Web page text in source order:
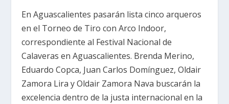
En Aguascalientes pasarán lista cinco arqueros
en el Torneo de Tiro con Arco Indoor,
correspondiente al Festival Nacional de
Calaveras en Aguascalientes. Brenda Merino,
Eduardo Copca, Juan Carlos Domínguez, Oldair
Zamora Lira y Oldair Zamora Nava buscarán la
excelencia dentro de la justa internacional en la